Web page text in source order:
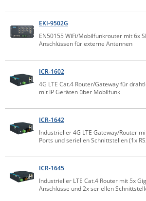
Kramer Electronics
KVM TEC
Milesight
Panorama Antennas
PatchSee
Power Kingdom
Poynting
EKI-9502G
EN50155 WiFi/Mobilfunkrouter mit 6x
Anschlüssen für externe Antennen
ICR-1602
4G LTE Cat.4 Router/Gateway für
mit IP Geräten über Mobilfunk
ICR-1642
Industrieller 4G LTE Gateway/Router
Ports und seriellen Schnittstellen (1x
ICR-1645
Industrieller LTE Cat.4 Router mit 5x
Anschlüsse und 2x seriellen